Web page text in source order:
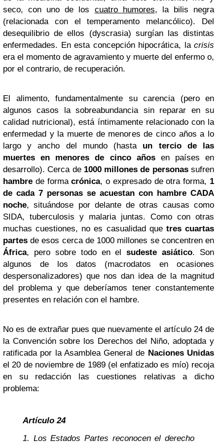
seco, con uno de los cuatro humores, la bilis negra
(relacionada con el temperamento melancólico). Del
desequilibrio de ellos (dyscrasia) surgían las distintas
enfermedades. En esta concepción hipocrática, la crisis
era el momento de agravamiento y muerte del enfermo o,
por el contrario, de recuperación.
El alimento, fundamentalmente su carencia (pero en
algunos casos la sobreabundancia sin reparar en su
calidad nutricional), está íntimamente relacionado con la
enfermedad y la muerte de menores de cinco años a lo
largo y ancho del mundo (hasta un tercio de las
muertes en menores de cinco añosen países en
desarrollo). Cerca de 1000 millones de personassufren
hambre de formacrónica, o expresado de otra forma, 1
de cada 7 personas se acuestan con hambre CADA
noche, situándose por delante de otras causas como
SIDA, tuberculosis y malaria juntas. Como con otras
muchas cuestiones, no es casualidad que tres cuartas
partes de esos cerca de 1000 millones se concentren en
África, pero sobre todo en elsudeste asiático. Son
algunos de los datos (macrodatos en ocasiones
despersonalizadores) que nos dan idea de la magnitud
del problema y que deberíamos tener constantemente
presentes en relación con el hambre.
No es de extrañar pues que nuevamente el artículo 24 de
la Convención sobre los Derechos del Niño, adoptada y
ratificada por la Asamblea General de Naciones Unidas
el 20 de noviembre de 1989 (el enfatizado es mío) recoja
en su redacción las cuestiones relativas a dicho
problema:
Artículo 24
1. Los Estados Partes reconocen el derecho